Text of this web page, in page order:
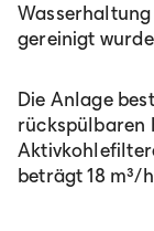
gereinigt
Die Anlage
rückspülbaren
beträgt 18 m³/